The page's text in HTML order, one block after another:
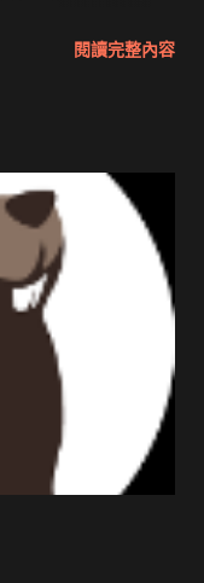
遭駭客入侵 大砲開講
閱讀完整內容